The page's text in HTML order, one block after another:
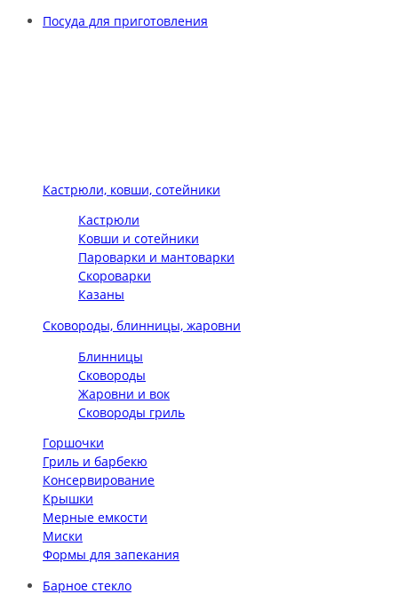
Посуда для приготовления
Кастрюли, ковши, сотейники
Кастрюли
Ковши и сотейники
Пароварки и мантоварки
Скороварки
Казаны
Сковороды, блинницы, жаровни
Блинницы
Сковороды
Жаровни и вок
Сковороды гриль
Горшочки
Гриль и барбекю
Консервирование
Крышки
Мерные емкости
Миски
Формы для запекания
Барное стекло